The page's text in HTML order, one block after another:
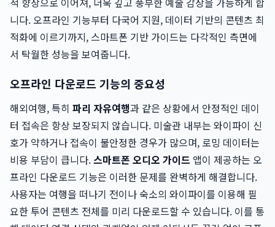
니다. 오프라인 기능부터 다국어 지원, 데이터 기반의 콘텐츠 최
적화에 이르기까지, 스마트폰 기반 가이드는 다각적인 측면에
서 탁월한 성능을 보여줍니다.
오프라인 다운로드 기능의 중요성
해외여행, 특히 파리 자유여행과 같은 상황에서 안정적인 데이
터 접속은 항상 보장되지 않습니다. 미술관 내부는 와이파이 신
호가 약하거나 접속이 불안정한 경우가 많으며, 로밍 데이터는
비용 부담이 큽니다.스마트폰 오디오 가이드 앱이 제공하는 오
프라인 다운로드 기능은 이러한 문제를 완벽하게 해결합니다.
사용자는 여행을 떠나기 전이나 숙소의 와이파이를 이용해 필
요한 투어 콘텐츠 전체를 미리 다운로드할 수 있습니다. 이를 통